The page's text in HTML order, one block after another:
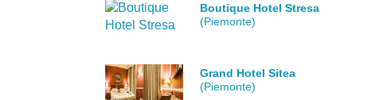
Boutique Hotel Stresa
(Piemonte)
Grand Hotel Sitea
(Piemonte)